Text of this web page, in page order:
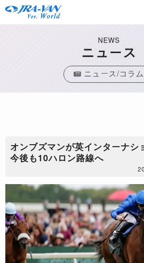
NEWS
ニュース
ニュース/コラム
オンブズマンが英インターナシ
今後も10ハロン路線へ